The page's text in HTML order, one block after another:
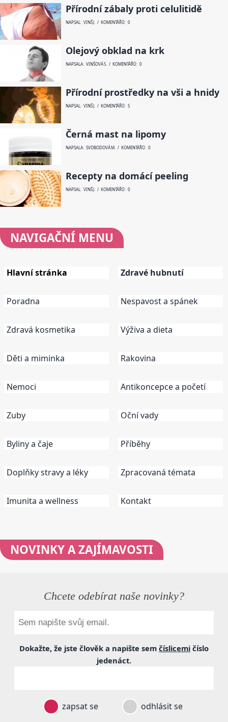
Přírodní zábaly proti celulitidě
NAPSAL: VINŠ J. / KOMENTÁŘŮ: 0
Olejový obklad na krk
NAPSALA: VINŠOVÁ S. / KOMENTÁŘŮ: 0
Přírodní prostředky na vši a hnidy
NAPSAL: VINŠ J. / KOMENTÁŘŮ: 5
Černá mast na lipomy
NAPSALA: SVOBODOVÁ M. / KOMENTÁŘŮ: 0
Recepty na domácí peeling
NAPSAL: VINŠ J. / KOMENTÁŘŮ: 0
NAVIGAČNÍ MENU
Hlavní stránka
Poradna
Zdravá kosmetika
Děti a miminka
Nemoci
Zuby
Byliny a čaje
Doplňky stravy a léky
Imunita a wellness
Zdravé hubnutí
Nespavost a spánek
Výživa a dieta
Rakovina
Antikoncepce a početí
Oční vady
Příběhy
Zpracovaná témata
Kontakt
NOVINKYA ZAJÍMAVOSTI
Chcete odebírat naše novinky?
Dokažte, že jste člověk a napište sem číslicemi číslo
jedenáct.
zapsat se odhlásit se